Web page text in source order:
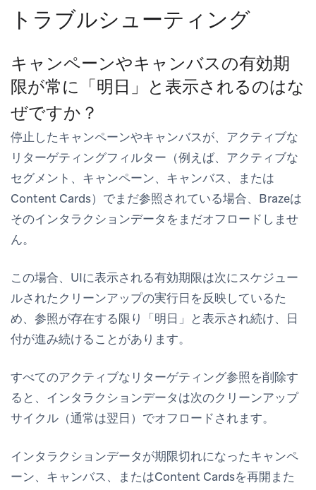
トラブルシューティング
キャンペーンやキャンバスの有効期
限が常に「明日」と表示されるのはな
ぜですか？
停止したキャンペーンやキャンバスが、アクティブな
リターゲティングフィルター（例えば、アクティブな
セグメント、キャンペーン、キャンバス、または
Content Cards）でまだ参照されている場合、Brazeは
そのインタラクションデータをまだオフロードしませ
ん。
この場合、UIに表示される有効期限は次にスケジュー
ルされたクリーンアップの実行日を反映しているた
め、参照が存在する限り「明日」と表示され続け、日
付が進み続けることがあります。
すべてのアクティブなリターゲティング参照を削除す
ると、インタラクションデータは次のクリーンアップ
サイクル（通常は翌日）でオフロードされます。
インタラクションデータが期限切れになったキャンペ
ーン、キャンバス、またはContent Cardsを再開また